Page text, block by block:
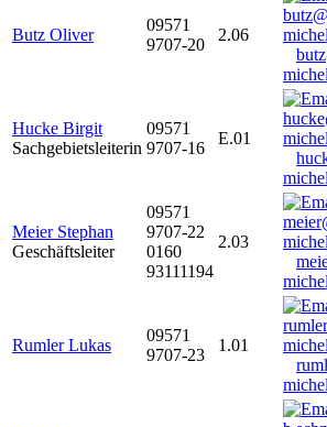
Butz Oliver
09571
9707-20
2.06
Hucke Birgit
Sachgebietsleiterin
09571
9707-16
E.01
Meier Stephan
Geschäftsleiter
09571
9707-22
0160
93111194
2.03
Rumler Lukas
09571
9707-23
1.01